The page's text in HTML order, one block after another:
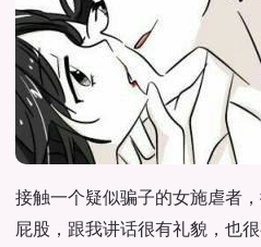
接触一个疑似骗子的女施虐者
屁股，跟我讲话很有礼貌，也